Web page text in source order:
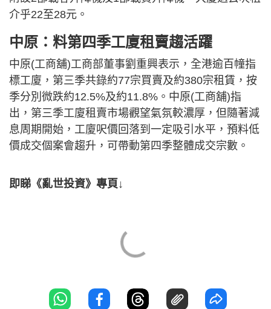
介乎22至28元。
中原：料第四季工廈租賣趨活躍
中原(工商舖)工商部董事劉重興表示，全港逾百幢指
標工廈，第三季共錄約77宗買賣及約380宗租賃，按
季分別微跌約12.5%及約11.8%。中原(工商舖)指
出，第三季工廈租賣市場觀望氣氛較濃厚，但隨著減
息周期開始，工廈呎價回落到一定吸引水平，預料低
價成交個案會趨升，可帶動第四季整體成交宗數。
即睇《亂世投資》專頁↓